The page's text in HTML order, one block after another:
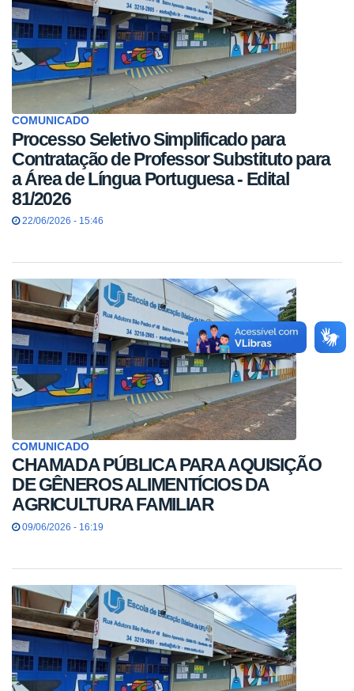
COMUNICADO
Processo Seletivo Simplificado para
Contratação de Professor Substituto para
a Área de Língua Portuguesa - Edital
81/2026
22/06/2026 - 15:46
COMUNICADO
CHAMADA PÚBLICA PARA AQUISIÇÃO
DE GÊNEROS ALIMENTÍCIOS DA
AGRICULTURA FAMILIAR
09/06/2026 - 16:19